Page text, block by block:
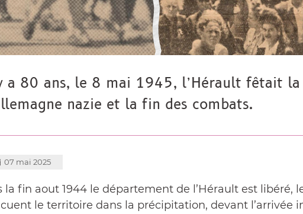
a 80 ans, le 8 mai 1945, l’Hérault fêtait
nazie et la fin des combats.
07 mai 2025
la fin aout 1944 le département de l’Hérault est libéré,
le territoire dans la précipitation, devant l’arrivée